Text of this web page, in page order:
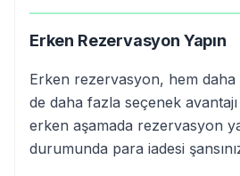
Erken Rezervasyon Yapın
Erken rezervasyon, hem
de daha fazla seçenek
erken aşamada rezervasyon
durumunda para iadesi